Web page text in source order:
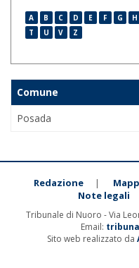
A B C D E F G H
T
U V Z
Comune
Posada
Redazione |
Note legali
Tribunale di Nuoro - Via
Email:
Sito web realizzato da